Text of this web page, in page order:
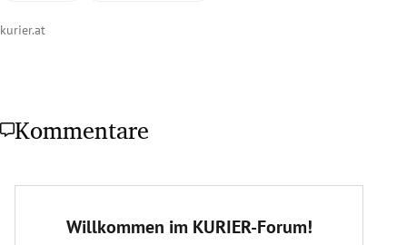
kurier.at
Kommentare